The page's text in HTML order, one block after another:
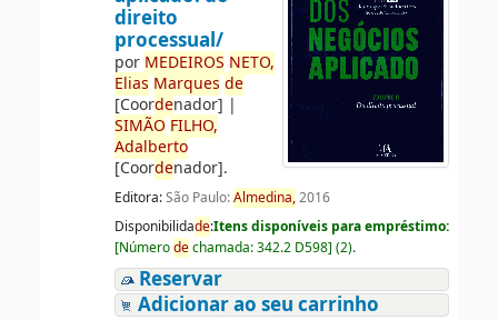
direito
processual/
por MEDEIROS NETO,
Elias Marques de
[Coordenador] |
SIMÃO FILHO,
Adalberto
[Coordenador].
Editora:São Paulo:Almedina,2016
Disponibilidade:Itens disponíveis para empréstimo:
[Númerodechamada:342.2 D598] (2).
Reservar
Adicionar ao seu carrinho